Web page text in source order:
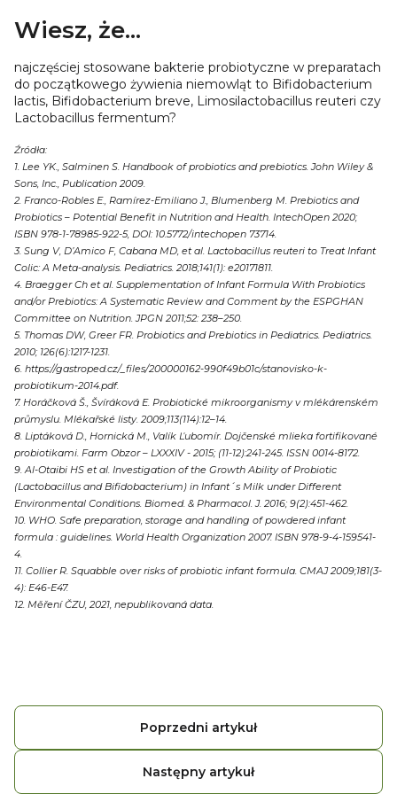
Wiesz, że...
najczęściej stosowane bakterie probiotyczne w preparatach
do początkowego żywienia niemowląt to Bifidobacterium
lactis, Bifidobacterium breve, Limosilactobacillus reuteri czy
Lactobacillus fermentum?
Źródła:
1. Lee YK., Salminen S. Handbook of probiotics and prebiotics. John Wiley &
Sons, Inc., Publication 2009.
2. Franco-Robles E., Ramírez-Emiliano J., Blumenberg M. Prebiotics and
Probiotics – Potential Benefit in Nutrition and Health. IntechOpen 2020;
ISBN 978-1-78985-922-5, DOI: 10.5772/intechopen 73714.
3. Sung V, D’Amico F, Cabana MD, et al. Lactobacillus reuteri to Treat Infant
Colic: A Meta-analysis. Pediatrics. 2018;141(1): e20171811.
4. Braegger Ch et al. Supplementation of Infant Formula With Probiotics
and/or Prebiotics: A Systematic Review and Comment by the ESPGHAN
Committee on Nutrition. JPGN 2011;52: 238–250.
5. Thomas DW, Greer FR. Probiotics and Prebiotics in Pediatrics. Pediatrics.
2010; 126(6):1217-1231.
6. https://gastroped.cz/_files/200000162-990f49b01c/stanovisko-k-
probiotikum-2014.pdf.
7. Horáčková Š., Švíráková E. Probiotické mikroorganismy v mlékárenském
průmyslu. Mlékařské listy. 2009;113(114):12–14.
8. Liptáková D., Hornická M., Valík Ľubomír. Dojčenské mlieka fortifikované
probiotikami. Farm Obzor – LXXXIV - 2015; (11-12):241-245. ISSN 0014-8172.
9. Al-Otaibi HS et al. Investigation of the Growth Ability of Probiotic
(Lactobacillus and Bifidobacterium) in Infant´s Milk under Different
Environmental Conditions. Biomed. & Pharmacol. J. 2016; 9(2):451-462.
10. WHO. Safe preparation, storage and handling of powdered infant
formula : guidelines. World Health Organization 2007. ISBN 978-9-4-159541-
4.
11. Collier R. Squabble over risks of probiotic infant formula. CMAJ 2009;181(3-
4): E46-E47.
12. Měření ČZU, 2021, nepublikovaná data.
Poprzedni artykuł
Następny artykuł